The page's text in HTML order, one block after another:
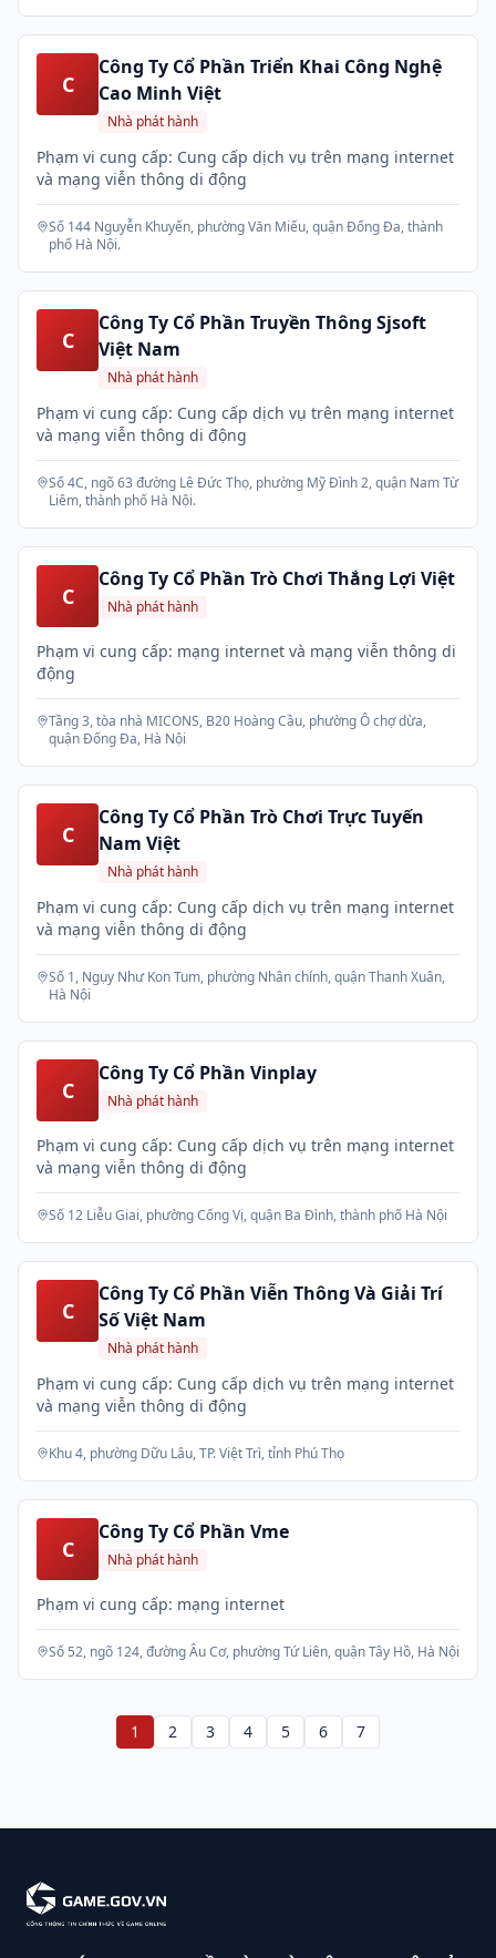
C
Công Ty Cổ Phần Triển Khai Công Nghệ
Cao Minh Việt
Nhà phát hành
Phạm vi cung cấp: Cung cấp dịch vụ trên mạng internet
và mạng viễn thông di động
Số 144 Nguyễn Khuyến, phường Văn Miếu, quận Đống Đa, thành
phố Hà Nội.
C
Công Ty Cổ Phần Truyền Thông Sjsoft
Việt Nam
Nhà phát hành
Phạm vi cung cấp: Cung cấp dịch vụ trên mạng internet
và mạng viễn thông di động
Số 4C, ngõ 63 đường Lê Đức Thọ, phường Mỹ Đình 2, quận Nam Từ
Liêm, thành phố Hà Nội.
C
Công Ty Cổ Phần Trò Chơi Thắng Lợi Việt
Nhà phát hành
Phạm vi cung cấp: mạng internet và mạng viễn thông di
động
Tầng 3, tòa nhà MICONS, B20 Hoàng Cầu, phường Ô chợ dừa,
quận Đống Đa, Hà Nội
C
Công Ty Cổ Phần Trò Chơi Trực Tuyến
Nam Việt
Nhà phát hành
Phạm vi cung cấp: Cung cấp dịch vụ trên mạng internet
và mạng viễn thông di động
Số 1, Ngụy Như Kon Tum, phường Nhân chính, quận Thanh Xuân,
Hà Nội
C
Công Ty Cổ Phần Vinplay
Nhà phát hành
Phạm vi cung cấp: Cung cấp dịch vụ trên mạng internet
và mạng viễn thông di động
Số 12 Liễu Giai, phường Cống Vị, quận Ba Đình, thành phố Hà Nội
C
Công Ty Cổ Phần Viễn Thông Và Giải Trí
Số Việt Nam
Nhà phát hành
Phạm vi cung cấp: Cung cấp dịch vụ trên mạng internet
và mạng viễn thông di động
Khu 4, phường Dữu Lâu, TP. Việt Trì, tỉnh Phú Thọ
C
Công Ty Cổ Phần Vme
Nhà phát hành
Phạm vi cung cấp: mạng internet
Số 52, ngõ 124, đường Âu Cơ, phường Tứ Liên, quận Tây Hồ, Hà Nội
1 2 3 4 5 6 7